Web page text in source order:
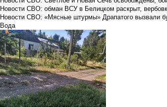
Новости СВО: обман ВСУ в Белицком раскрыт,
Новости СВО: «Мясные штурмы» Драпатого вызвали
Вода